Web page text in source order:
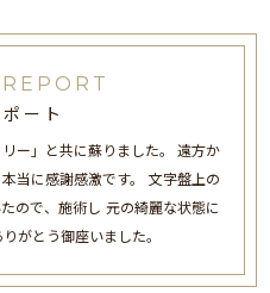
ート
ー」と共に蘇りました。 遠方か
当に感謝感激です。 文字盤上の
ので、施術し 元の綺麗な状態に
がとう御座いました。